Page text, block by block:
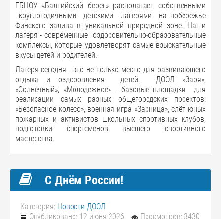
ГБНОУ «Балтийский берег» располагает собственными
круглогодичными детскими лагерями на побережье
Финского залива в уникальной природной зоне. Наши
лагеря - современные оздоровительно-образовательные
комплексы, которые удовлетворят самые взыскательные
вкусы детей и родителей.
Лагеря сегодня - это не только место для развивающего
отдыха и оздоровления детей. ДООЛ «Заря»,
«Солнечный», «Молодежное» - базовые площадки для
реализации самых разных общегородских проектов:
«Безопасное колесо», военная игра «Зарница», слёт юных
пожарных и активистов школьных спортивных клубов,
подготовки спортсменов высшего спортивного
мастерства.
С Днём России!
Категория: Новости ДООЛ
Опубликовано: 12 июня 2026
Просмотров: 3430